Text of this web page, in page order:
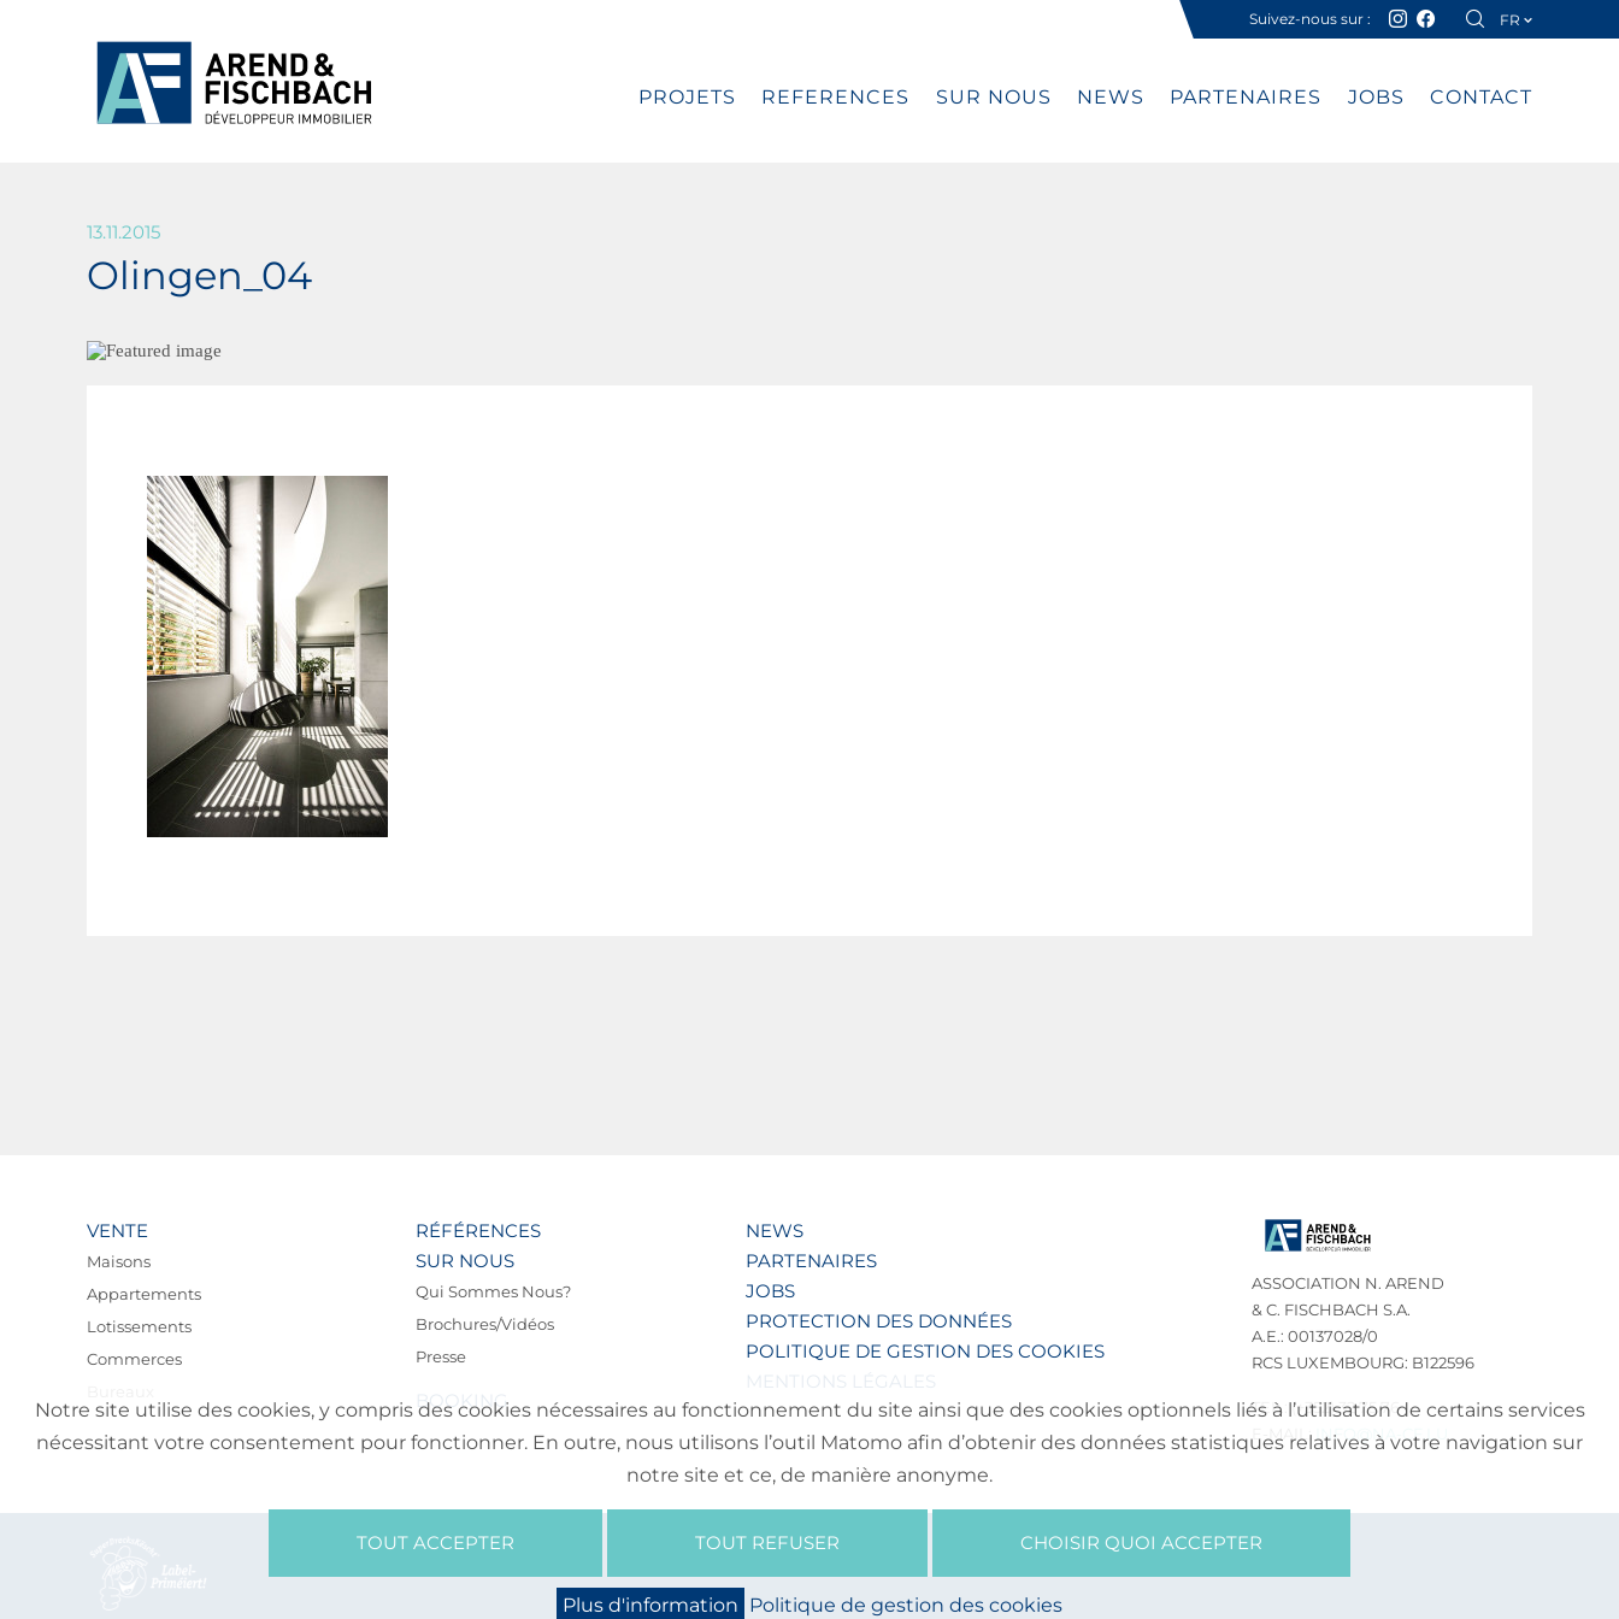
Suivez-nous sur : FR
PROJETS REFERENCES SUR NOUS NEWS PARTENAIRES JOBS CONTACT
13.11.2015
Olingen_04
VENTE
Maisons
Appartements
Lotissements
Commerces
RÉFÉRENCES
SUR NOUS
Qui Sommes Nous?
Brochures/Vidéos
Presse
BOOKING
NEWS
PARTENAIRES
JOBS
PROTECTION DES DONNÉES
POLITIQUE DE GESTION DES COOKIES
MENTIONS LÉGALES
ASSOCIATION N. AREND
& C. FISCHBACH S.A.
A.E.: 00137028/0
RCS LUXEMBOURG: B122596
TEL.: (+352) 32 75 76
E-MAIL:
INFO@NA-CF.LU
Notre site utilise des cookies, y compris des cookies nécessaires au fonctionnement du site ainsi que des cookies optionnels liés à l’utilisation de certains services
nécessitant votre consentement pour fonctionner. En outre, nous utilisons l’outil Matomo afin d’obtenir des données statistiques relatives à votre navigation sur
notre site et ce, de manière anonyme.
TOUT ACCEPTER TOUT REFUSER CHOISIR QUOI ACCEPTER
Plus d'information Politique de gestion des cookies